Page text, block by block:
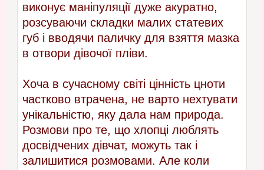
виконує маніпуляції дуже акуратно,
розсуваючи складки малих статевих
губ і вводячи паличку для взяття мазка
в отвори дівочої пліви.
Хоча в сучасному світі цінність цноти
частково втрачена, не варто нехтувати
унікальністю, яку дала нам природа.
Розмови про те, що хлопці люблять
досвідчених дівчат, можуть так і
залишитися розмовами. Але коли